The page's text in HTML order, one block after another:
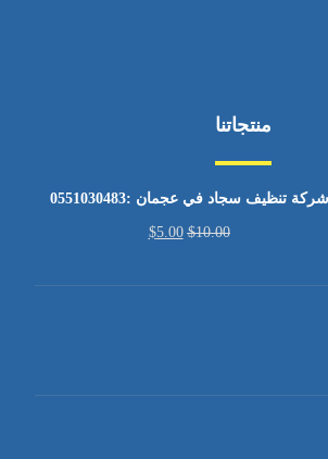
منتجاتنا
شركة تنظيف سجاد في عجمان :0551030483
$10.00
$5.00